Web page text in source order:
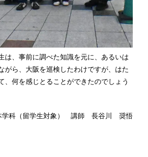
は、事前に調べた知識を元に、あるいは
がら、大阪を巡検したわけですが、はた
、何を感じとることができたのでしょう
学科（留学生対象） 講師 長谷川 奨悟